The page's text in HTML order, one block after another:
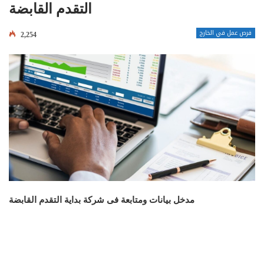
التقدم القابضة
فرص عمل في الخارج 2,254
مدخل بيانات ومتابعة فى شركة بداية التقدم القابضة